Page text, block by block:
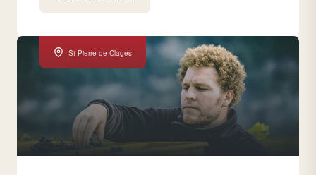
St-Pierre-de-Clages